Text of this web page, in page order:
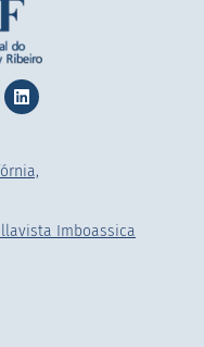
Imboassica